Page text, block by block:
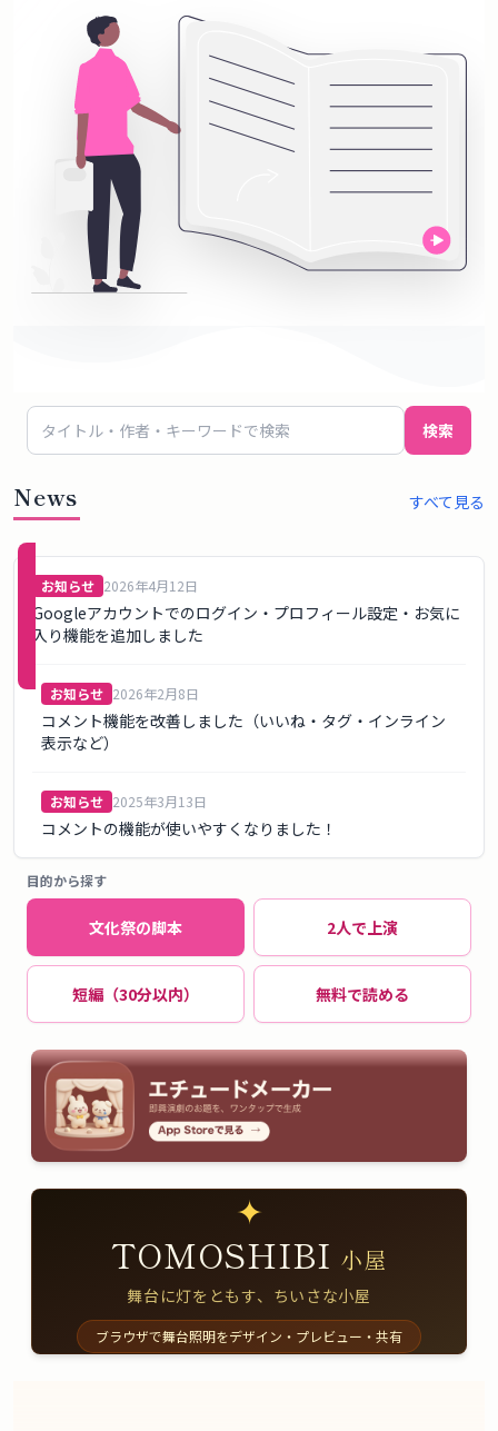
概
ロ
グ
ン
新規
登録
（無
検索
News すべて見る
お知らせ 2026年4月12日
Googleアカウントでのログイン・プロフィール設定・お気に
入り機能を追加しました
お知らせ 2026年2月8日
コメント機能を改善しました（いいね・タグ・インライン
表示など）
お知らせ 2025年3月13日
コメントの機能が使いやすくなりました！
目的から探す
文化祭の脚本 2人で上演
短編（30分以内） 無料で読める
✦
TOMOSHIBI 小屋
舞台に灯をともす、ちいさな小屋
ブラウザで舞台照明をデザイン・プレビュー・共有